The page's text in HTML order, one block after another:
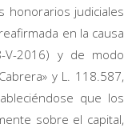
honorarios judiciales
en la causa
V-2016) y de modo
y L. 118.587,
que los
sobre el capital,